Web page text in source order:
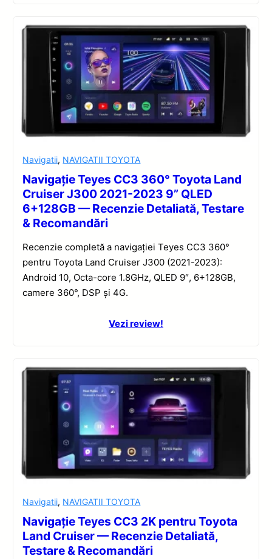
Navigatii, NAVIGATII TOYOTA
Navigație Teyes CC3 360° Toyota Land
Cruiser J300 2021-2023 9” QLED
6+128GB — Recenzie Detaliată, Testare
& Recomandări
Recenzie completă a navigației Teyes CC3 360°
pentru Toyota Land Cruiser J300 (2021-2023):
Android 10, Octa-core 1.8GHz, QLED 9″, 6+128GB,
camere 360°, DSP și 4G.
Vezi review!
Navigatii, NAVIGATII TOYOTA
Navigație Teyes CC3 2K pentru Toyota
Land Cruiser — Recenzie Detaliată,
Testare & Recomandări